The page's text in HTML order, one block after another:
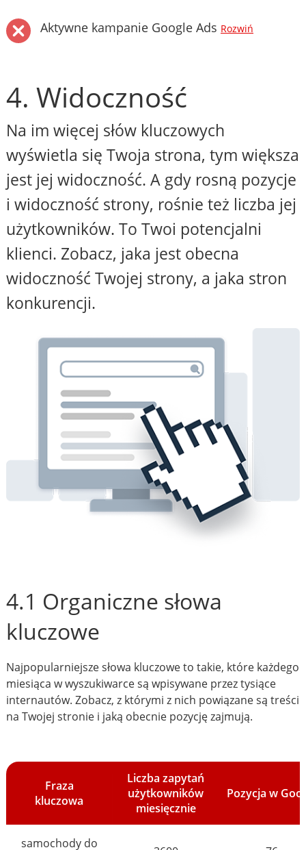
Aktywne kampanie Google Ads Rozwiń
4. Widoczność
Na im więcej słów kluczowych
wyświetla się Twoja strona, tym większa
jest jej widoczność. A gdy rosną pozycje
i widoczność strony, rośnie też liczba jej
użytkowników. To Twoi potencjalni
klienci. Zobacz, jaka jest obecna
widoczność Twojej strony, a jaka stron
konkurencji.
4.1 Organiczne słowa
kluczowe
Najpopularniejsze słowa kluczowe to takie, które każdego
miesiąca w wyszukiwarce są wpisywane przez tysiące
internautów. Zobacz, z którymi z nich powiązane są treści
na Twojej stronie i jaką obecnie pozycję zajmują.
Fraza
kluczowa
Liczba zapytań
użytkowników
miesięcznie
Pozycja w
samochody do